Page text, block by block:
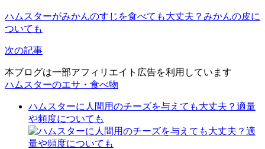
ハムスターがみかんのすじを食べても大丈夫？みかんの皮に
ついても
次の記事
本ブログは一部アフィリエイト広告を利用しています
ハムスターのエサ・食べ物
ハムスターに人間用のチーズを与えても大丈夫？適量
や頻度についても